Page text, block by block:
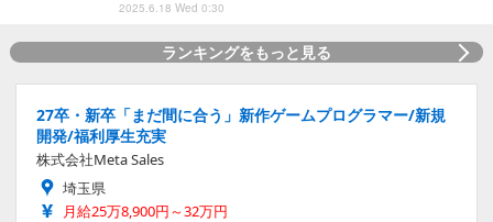
2025.6.18 Wed 0:30
ランキングをもっと見る
27卒・新卒「まだ間に合う」新作ゲームプログラマー/新規
開発/福利厚生充実
株式会社Meta Sales
埼玉県
月給25万8,900円～32万円